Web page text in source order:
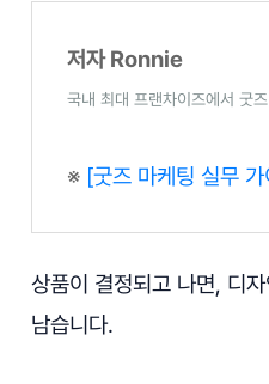
저자 Ronnie
국내 최대 프랜차이즈에서 굿
※ [굿즈 마케팅 실무
상품이 결정되고 나면, 디
남습니다.